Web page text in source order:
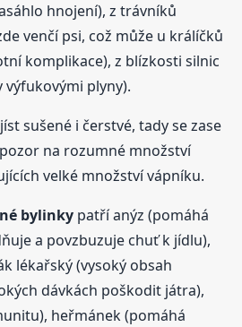
hnojení), z trávníků
venčí psi, což může u králíčků
komplikace), z blízkosti silnic
výfukovými plyny).
sušené i čerstvé, tady se zase
na rozumné množství
velké množství vápníku.
bylinky patří anýz (pomáhá
a povzbuzuje chuť k jídlu),
lékařský (vysoký obsah
dávkách poškodit játra),
heřmánek (pomáhá